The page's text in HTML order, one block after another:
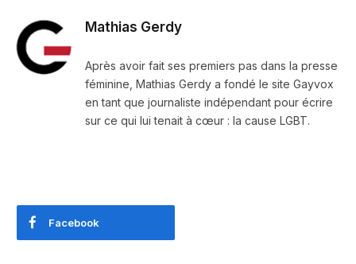
Mathias Gerdy
Après avoir fait ses premiers pas dans la presse
féminine, Mathias Gerdy a fondé le site Gayvox
en tant que journaliste indépendant pour écrire
sur ce qui lui tenait à cœur : la cause LGBT.
Facebook